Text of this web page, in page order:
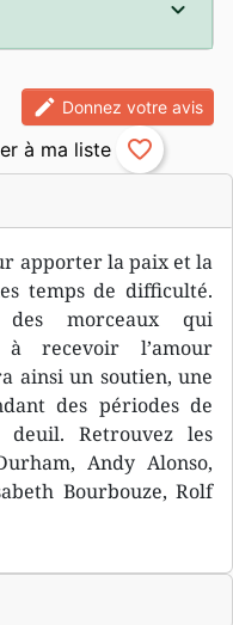
apporter la paix et la
temps de difficulté.
des morceaux qui
recevoir l’amour
ainsi un soutien, une
des périodes de
Retrouvez les
Andy Alonso,
Bourbouze, Rolf
edit Donnez votre avis
favorite_border